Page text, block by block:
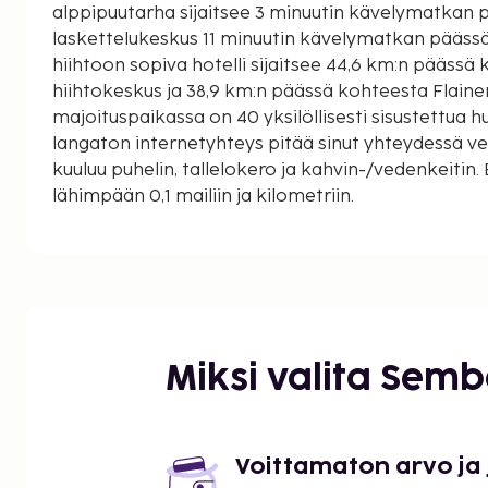
alppipuutarha sijaitsee 3 minuutin kävelymatkan
laskettelukeskus 11 minuutin kävelymatkan päässä
hiihtoon sopiva hotelli sijaitsee 44,6 km:n päässä
hiihtokeskus ja 38,9 km:n päässä kohteesta
majoituspaikassa on 40 yksilöllisesti sisustettua
langaton internetyhteys pitää sinut yhteydessä
kuuluu puhelin, tallelokero ja kahvin-/
lähimpään 0,1 mailiin ja kilometriin.
Saix-hiihtohissi - 3,4 km / 2,1 mi
Morillon-hiihtohissi - 4,4 km / 2,7 mi
Les Esserts -hiihtohissi - 10,1 km / 6,3 mi
Miksi valita
Voittamaton arvo ja